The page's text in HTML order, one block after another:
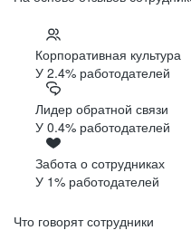
Корпоративная культура
У 2.4% работодателей
Лидер обратной связи
У 0.4% работодателей
Забота о сотрудниках
У 1% работодателей
Что говорят сотрудники